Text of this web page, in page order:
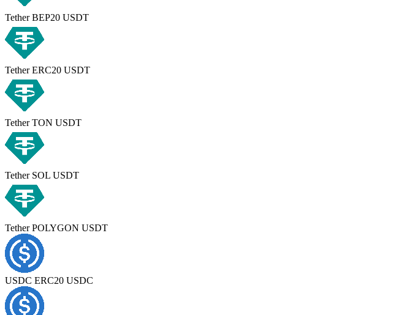
Tether BEP20 USDT
Tether ERC20 USDT
Tether TON USDT
Tether SOL USDT
Tether POLYGON USDT
USDC ERC20 USDC